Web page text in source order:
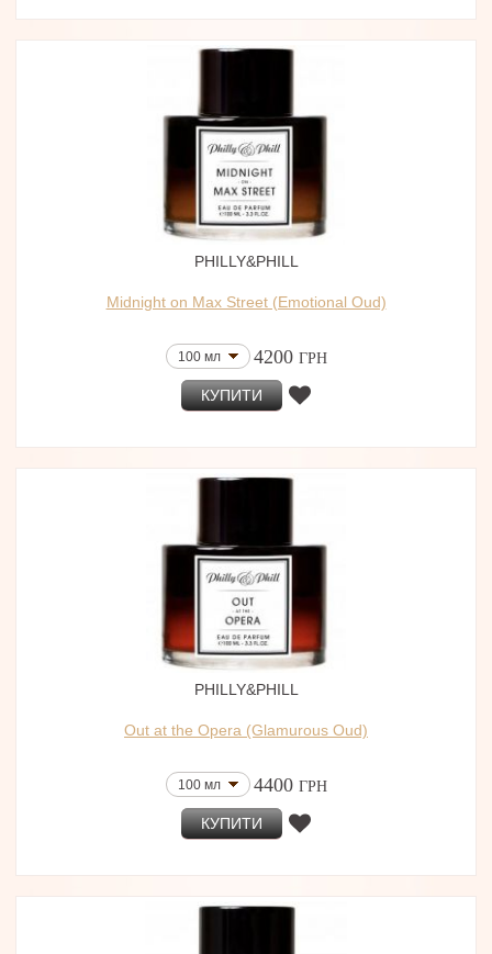
PHILLY&PHILL
Midnight on Max Street (Emotional Oud)
100 мл 4200 ГРН
КУПИТИ
PHILLY&PHILL
Out at the Opera (Glamurous Oud)
100 мл 4400 ГРН
КУПИТИ